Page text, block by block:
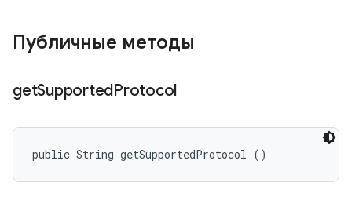
Публичные методы
getSupportedProtocol
public String getSupportedProtocol ()